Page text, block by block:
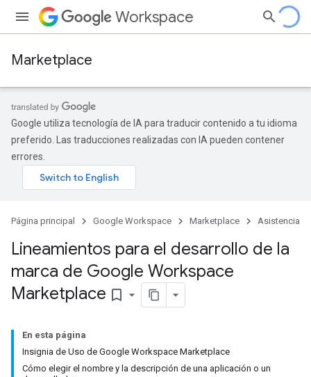
Workspace
Marketplace
Google utiliza tecnología de IA para traducir contenido a tu idioma
preferido. Las traducciones realizadas con IA pueden contener
errores.
Página principal Google Workspace Marketplace Asistencia
Lineamientos para el desarrollo de la
marca de Google Workspace
Marketplace bookmark_border
En esta página
Insignia de Uso de Google Workspace Marketplace
Cómo elegir el nombre y la descripción de una aplicación o un